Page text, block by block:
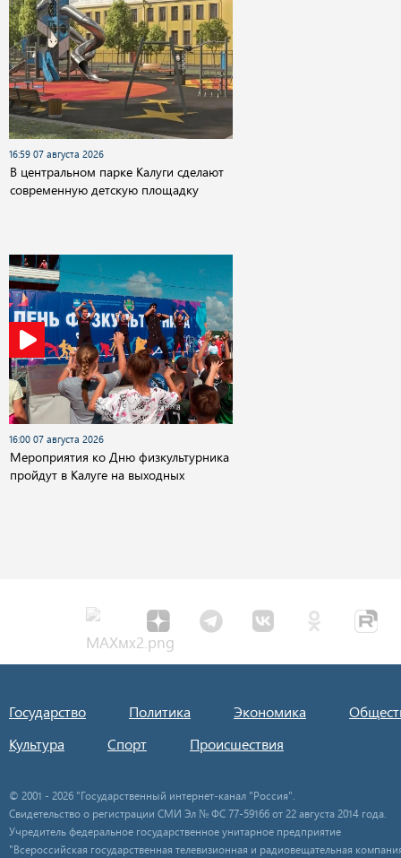
16:59 07 августа 2026
В центральном парке Калуги сделают
современную детскую площадку
16:00 07 августа 2026
Мероприятия ко Дню физкультурника
пройдут в Калуге на выходных
Государство Политика Экономика
Культура
Спорт Происшествия
© 2001 - 2026 "Государственный интернет-канал "Россия".
Свидетельство о регистрации СМИ Эл № ФС 77-59166 от 22 августа 2014 года.
Учредитель федеральное государственное унитарное предприятие
"Всероссийская государственная телевизионная и радиовещательная